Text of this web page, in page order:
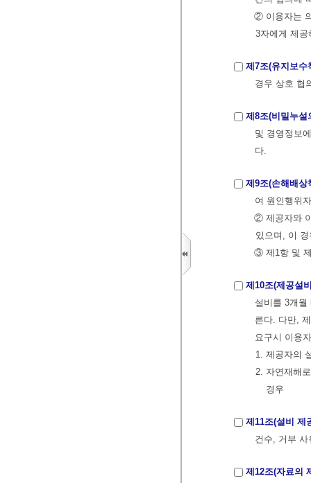
② 이용자는
3자에게 제
제7조(유지보수
경우 상호 협
제8조(비밀누설
및 경영정보
다.
제9조(손해배상
여 원인행위
② 제공자와
있으며, 이
③ 제1항 및
제10조(제공설
설비를 3개
른다. 다만,
요구시 이용
1. 제공자의
2. 자연재해
경우
제11조(설비 제
건수, 거부
제12조(자료의